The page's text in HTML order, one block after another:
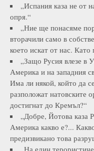
„Испания каза не от
опря.“
„Ние ще понасяме
вторачили само в
което искат от нас.
„Защо Русия влезе в
Америка и на западния
Има ли някой, който да
разположат натовските
достигнат до Кремъл?“
„Добре, Йотова каза
Америка какво е?...
предизвикано това